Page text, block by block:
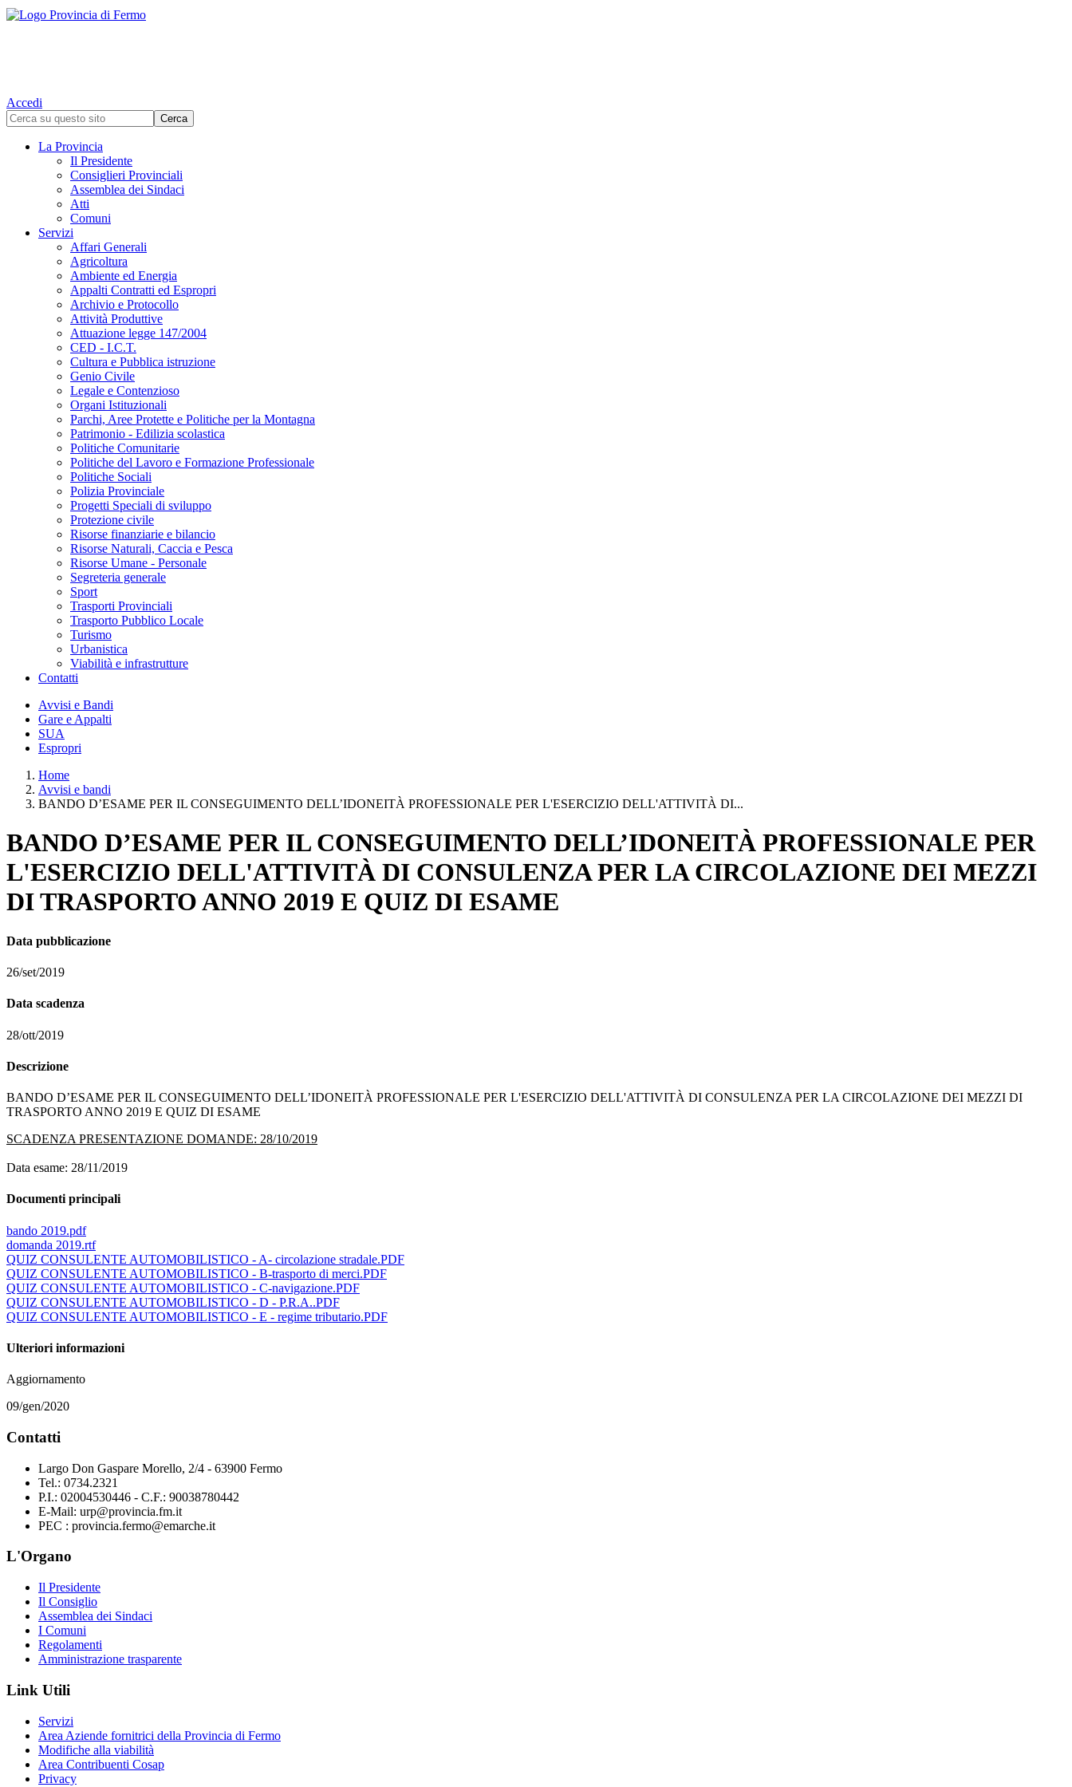
Accedi
La Provincia
Il Presidente
Consiglieri Provinciali
Assemblea dei Sindaci
Atti
Comuni
Servizi
Affari Generali
Agricoltura
Ambiente ed Energia
Appalti Contratti ed Espropri
Archivio e Protocollo
Attività Produttive
Attuazione legge 147/2004
CED - I.C.T.
Cultura e Pubblica istruzione
Genio Civile
Legale e Contenzioso
Organi Istituzionali
Parchi, Aree Protette e Politiche per la Montagna
Patrimonio - Edilizia scolastica
Politiche Comunitarie
Politiche del Lavoro e Formazione Professionale
Politiche Sociali
Polizia Provinciale
Progetti Speciali di sviluppo
Protezione civile
Risorse finanziarie e bilancio
Risorse Naturali, Caccia e Pesca
Risorse Umane - Personale
Segreteria generale
Sport
Trasporti Provinciali
Trasporto Pubblico Locale
Turismo
Urbanistica
Viabilità e infrastrutture
Contatti
Avvisi e Bandi
Gare e Appalti
SUA
Espropri
Home
Avvisi e bandi
BANDO D’ESAME PER IL CONSEGUIMENTO DELL’IDONEITÀ PROFESSIONALE PER L'ESERCIZIO DELL'ATTIVITÀ DI...
BANDO D’ESAME PER IL CONSEGUIMENTO DELL’IDONEITÀ PROFESSIONALE PER
L'ESERCIZIO DELL'ATTIVITÀ DI CONSULENZA PER LA CIRCOLAZIONE DEI MEZZI
DI TRASPORTO ANNO 2019 E QUIZ DI ESAME
Data pubblicazione
26/set/2019
Data scadenza
28/ott/2019
Descrizione
BANDO D’ESAME PER IL CONSEGUIMENTO DELL’IDONEITÀ PROFESSIONALE PER L'ESERCIZIO DELL'ATTIVITÀ DI CONSULENZA PER LA CIRCOLAZIONE DEI MEZZI DI
TRASPORTO ANNO 2019 E QUIZ DI ESAME
SCADENZA PRESENTAZIONE DOMANDE: 28/10/2019
Data esame: 28/11/2019
Documenti principali
bando 2019.pdf
domanda 2019.rtf
QUIZ CONSULENTE AUTOMOBILISTICO - A- circolazione stradale.PDF
QUIZ CONSULENTE AUTOMOBILISTICO - B-trasporto di merci.PDF
QUIZ CONSULENTE AUTOMOBILISTICO - C-navigazione.PDF
QUIZ CONSULENTE AUTOMOBILISTICO - D - P.R.A..PDF
QUIZ CONSULENTE AUTOMOBILISTICO - E - regime tributario.PDF
Ulteriori informazioni
Aggiornamento
09/gen/2020
Contatti
Largo Don Gaspare Morello, 2/4 - 63900 Fermo
Tel.: 0734.2321
P.I.: 02004530446 - C.F.: 90038780442
E-Mail: urp@provincia.fm.it
PEC : provincia.fermo@emarche.it
L'Organo
Il Presidente
Il Consiglio
Assemblea dei Sindaci
I Comuni
Regolamenti
Amministrazione trasparente
Link Utili
Servizi
Area Aziende fornitrici della Provincia di Fermo
Modifiche alla viabilità
Area Contribuenti Cosap
Privacy